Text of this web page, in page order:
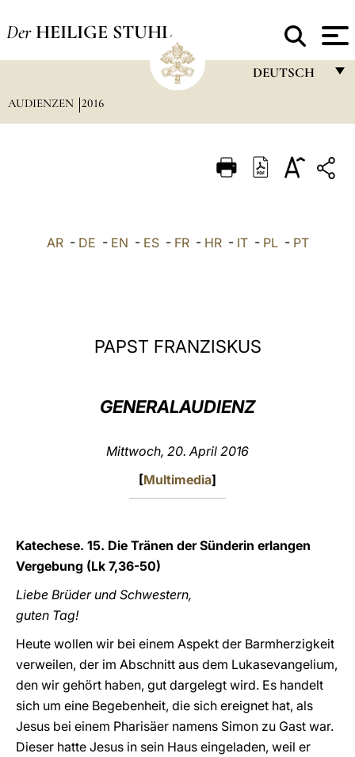
Der HEILIGE STUHL
DEUTSCH
ITALIANO
中文
AUDIENZEN 2016
AR- DE - EN - ES- FR- HR- IT- PL- PT
PAPST FRANZISKUS
GENERALAUDIENZ
Mittwoch, 20. April 2016
[Multimedia]
Katechese. 15. Die Tränen der Sünderin erlangen
Vergebung (Lk 7,36-50)
Liebe Brüder und Schwestern,
guten Tag!
Heute wollen wir bei einem Aspekt der Barmherzigkeit
verweilen, der im Abschnitt aus dem Lukasevangelium,
den wir gehört haben, gut dargelegt wird. Es handelt
sich um eine Begebenheit, die sich ereignet hat, als
Jesus bei einem Pharisäer namens Simon zu Gast war.
Dieser hatte Jesus in sein Haus eingeladen, weil er